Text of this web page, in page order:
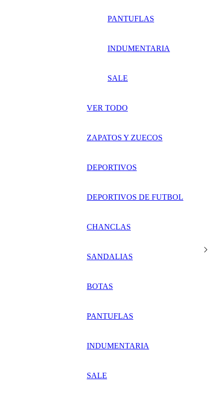
PANTUFLAS
INDUMENTARIA
SALE
VER TODO
ZAPATOS Y ZUECOS
DEPORTIVOS
DEPORTIVOS DE FUTBOL
CHANCLAS
SANDALIAS
BOTAS
PANTUFLAS
INDUMENTARIA
SALE